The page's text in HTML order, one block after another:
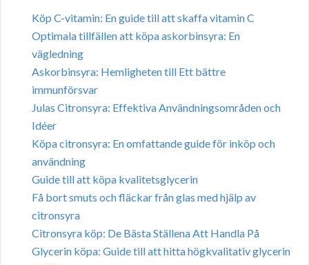
Köp C-vitamin: En guide till att skaffa vitamin C
Optimala tillfällen att köpa askorbinsyra: En
vägledning
Askorbinsyra: Hemligheten till Ett bättre
immunförsvar
Julas Citronsyra: Effektiva Användningsområden och
Idéer
Köpa citronsyra: En omfattande guide för inköp och
användning
Guide till att köpa kvalitetsglycerin
Få bort smuts och fläckar från glas med hjälp av
citronsyra
Citronsyra köp: De Bästa Ställena Att Handla På
Glycerin köpa: Guide till att hitta högkvalitativ glycerin